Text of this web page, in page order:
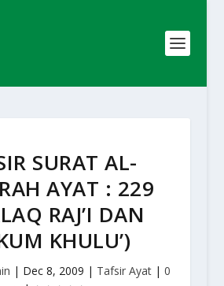
SURAT AL-
AYAT : 229
RAJ’I DAN
KHULU’)
| Dec 8, 2009 | Tafsir Ayat |0